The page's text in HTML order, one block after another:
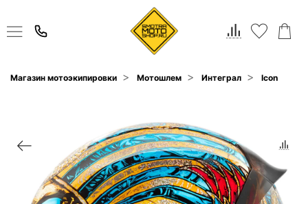
Магазин мотоэкипировки Мотошлем Интеграл Icon